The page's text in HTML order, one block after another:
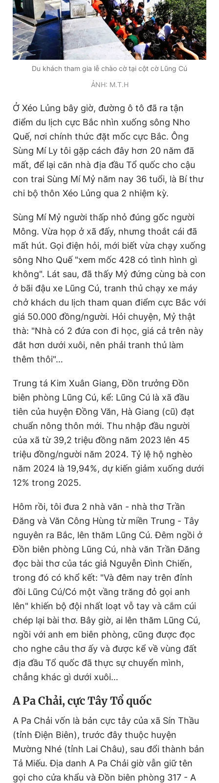
Du khách tham gia lễ chào cờ tại cột cờ Lũng Cú
ẢNH: M.T.H
Ở Xéo Lủng bây giờ, đường ô tô đã ra tận
điểm du lịch cực Bắc nhìn xuống sông Nho
Quế, nơi chính thức đặt mốc cực Bắc. Ông
Sùng Mí Ly tôi gặp cách đây hơn 20 năm đã
mất, để lại căn nhà địa đầu Tổ quốc cho cậu
con trai Sùng Mí Mỷ năm nay 36 tuổi, là Bí thư
chi bộ thôn Xéo Lủng qua 2 nhiệm kỳ.
Sùng Mí Mỷ người thấp nhỏ đúng gốc người
Mông. Vừa họp ở xã đấy, nhưng thoắt cái đã
mất hút. Gọi điện hỏi, mới biết vừa chạy xuống
sông Nho Quế "xem mốc 428 có tình hình gì
không". Lát sau, đã thấy Mỷ đứng cùng bà con
ở bãi đậu xe Lũng Cú, tranh thủ chạy xe máy
chở khách du lịch tham quan điểm cực Bắc với
giá 50.000 đồng/người. Hỏi chuyện, Mỷ thật
thà: "Nhà có 2 đứa con đi học, giá cả trên này
đắt hơn dưới xuôi, nên phải tranh thủ làm
thêm thôi"…
Trung tá Kim Xuân Giang, Đồn trưởng Đồn
biên phòng Lũng Cú, kể: Lũng Cú là xã đầu
tiên của huyện Đồng Văn, Hà Giang (cũ) đạt
chuẩn nông thôn mới. Thu nhập đầu người
của xã từ 39,2 triệu đồng năm 2023 lên 45
triệu đồng/người năm 2024. Tỷ lệ hộ nghèo
năm 2024 là 19,94%, dự kiến giảm xuống dưới
12% trong 2025.
Hôm rồi, tôi đưa 2 nhà văn - nhà thơ Trần
Đăng và Văn Công Hùng từ miền Trung - Tây
nguyên ra Bắc, lên thăm Lũng Cú. Đêm ngồi ở
Đồn biên phòng Lũng Cú, nhà văn Trần Đăng
đọc bài thơ của tác giả Nguyễn Đình Chiến,
trong đó có khổ kết: "Và đêm nay trên đỉnh
đồi Lũng Cú/Có một vầng trăng đỏ gọi anh
lên" khiến bộ đội nhất loạt vỗ tay và cắm cúi
chép lại bài thơ. Bây giờ, ai lên thăm Lũng Cú,
ngồi với anh em biên phòng, cũng được đọc
cho nghe câu thơ ấy và được kể về vùng đất
địa đầu Tổ quốc đã thực sự chuyển mình,
chẳng khác gì dưới xuôi…
A Pa Chải, cực Tây Tổ quốc
A Pa Chải vốn là bản cực tây của xã Sín Thầu
(tỉnh Điện Biên), trước đây thuộc huyện
Mường Nhé (tỉnh Lai Châu), sau đổi thành bản
Tả Miếu. Địa danh A Pa Chải giờ vẫn giữ tên
gọi cho cửa khẩu và Đồn biên phòng 317 - A